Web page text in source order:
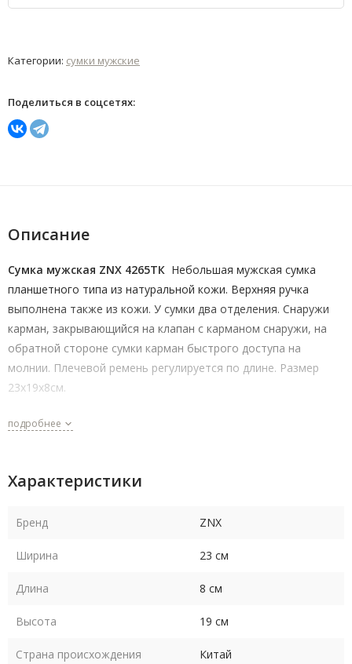
Категории: сумки мужские
Поделиться в соцсетях:
Описание
Сумка мужская ZNX 4265ТК Небольшая мужская сумка
планшетного типа из натуральной кожи. Верхняя ручка
выполнена также из кожи. У сумки два отделения. Снаружи
карман, закрывающийся на клапан с карманом снаружи, на
обратной стороне сумки карман быстрого доступа на
молнии. Плечевой ремень регулируется по длине. Размер
23х19х8см.
подробнее
Характеристики
Бренд ZNX
Ширина 23 см
Длина 8 см
Высота 19 см
Страна происхождения Китай